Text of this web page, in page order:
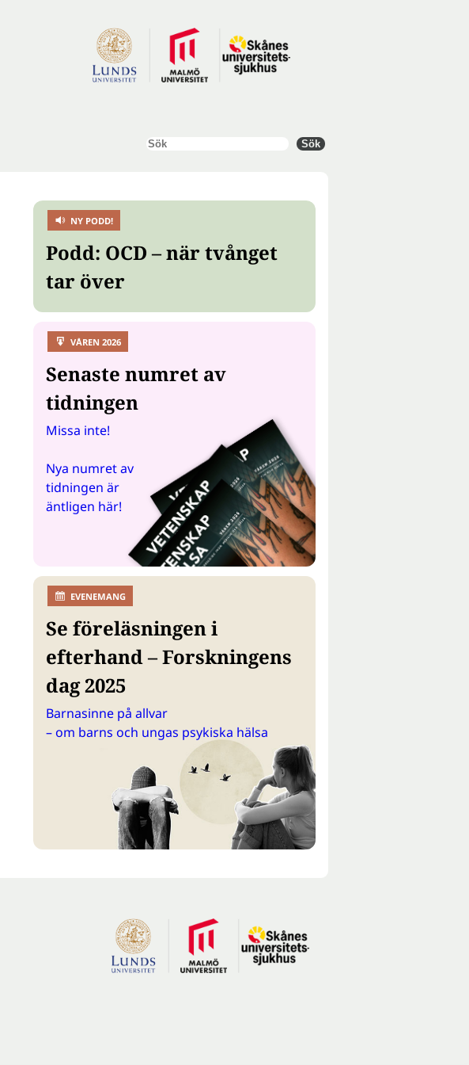
Sök Sök
NY PODD!
Podd: OCD – när tvånget
tar över
VÅREN 2026
Senaste numret av
tidningen
Missa inte!
Nya numret av
tidningen är
äntligen här!
EVENEMANG
Se föreläsningen i
efterhand – Forskningens
dag 2025
Barnasinne på allvar
– om barns och ungas psykiska hälsa